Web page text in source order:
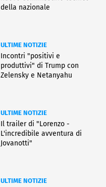
della nazionale
ULTIME NOTIZIE
Incontri "positivi e
produttivi" di Trump con
Zelensky e Netanyahu
ULTIME NOTIZIE
Il trailer di "Lorenzo -
L'incredibile avventura di
Jovanotti"
ULTIME NOTIZIE